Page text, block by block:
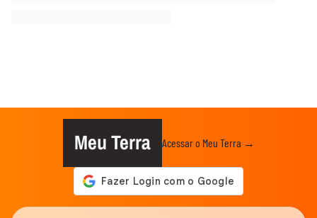
Meu Terra Acessar o Meu Terra →